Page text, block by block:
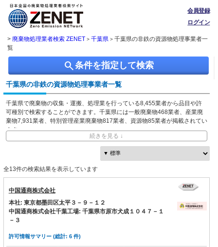
会員登録
ログイン
> 廃棄物処理業者検索 ZENET > 千葉県 > 千葉県の非鉄の資源物処理事業者一
覧
search条件を指定して検索
千葉県の非鉄の資源物処理事業者一覧
千葉県で廃棄物の収集・運搬、処理業を行っている8,455業者から品目や許
可種別で検索することができます。千葉県には一般廃棄物468業者、産業廃
棄物7,931業者、特別管理産業廃棄物817業者、資源物85業者が掲載されてい
ます。
ZENETでは独自に収集した、本社・事業所の所在地、都道府県や市区町村ご
との取り扱い品目情報を無料で閲覧できます。
続きを見る ↓
全13件の検索結果を表示しています
中国通商株式会社
本社: 東京都墨田区太平３－９－１２
中国通商株式会社千葉工場: 千葉県市原市犬成１０４７－１
－３
許可情報サマリー (総計: 6 件)